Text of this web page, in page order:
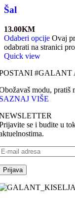
Šal
13.00KM
Odaberi opcije Ovaj
odabrati na stranici
Quick view
#GALANT
modu,
VIŠE
se i budite u